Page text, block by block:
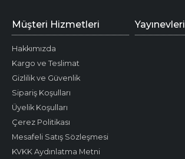
Müşteri Hizmetleri
Hakkımızda
Kargo ve Teslimat
Gizlilik ve Güvenlik
Sipariş Koşulları
Üyelik Koşulları
Çerez Politikası
Mesafeli Satış Sözleşmesi
KVKK Aydınlatma Metni
Yayınevleri